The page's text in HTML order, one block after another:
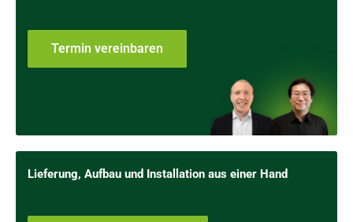
Termin vereinbaren
Lieferung, Aufbau und Installation aus einer Hand